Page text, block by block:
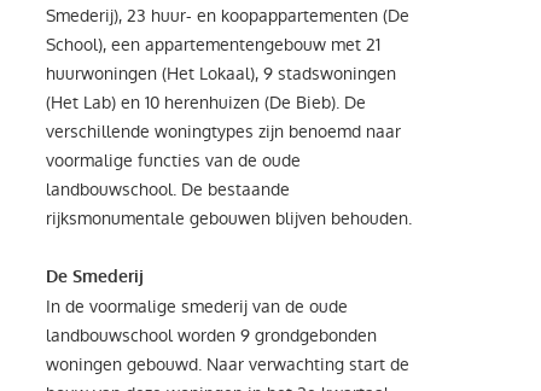
Smederij), 23 huur- en koopappartementen (De
School), een appartementengebouw met 21
huurwoningen (Het Lokaal), 9 stadswoningen
(Het Lab) en 10 herenhuizen (De Bieb). De
verschillende woningtypes zijn benoemd naar
voormalige functies van de oude
landbouwschool. De bestaande
rijksmonumentale gebouwen blijven behouden.
De Smederij
In de voormalige smederij van de oude
landbouwschool worden 9 grondgebonden
woningen gebouwd. Naar verwachting start de